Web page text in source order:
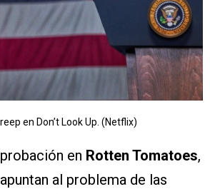
en Don’t Look Up. (Netflix)
en Rotten Tomatoes,
al problema de las